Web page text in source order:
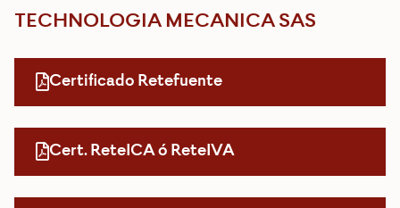
TECHNOLOGIA MECANICA SAS
Certificado Retefuente
Cert. ReteICA ó ReteIVA